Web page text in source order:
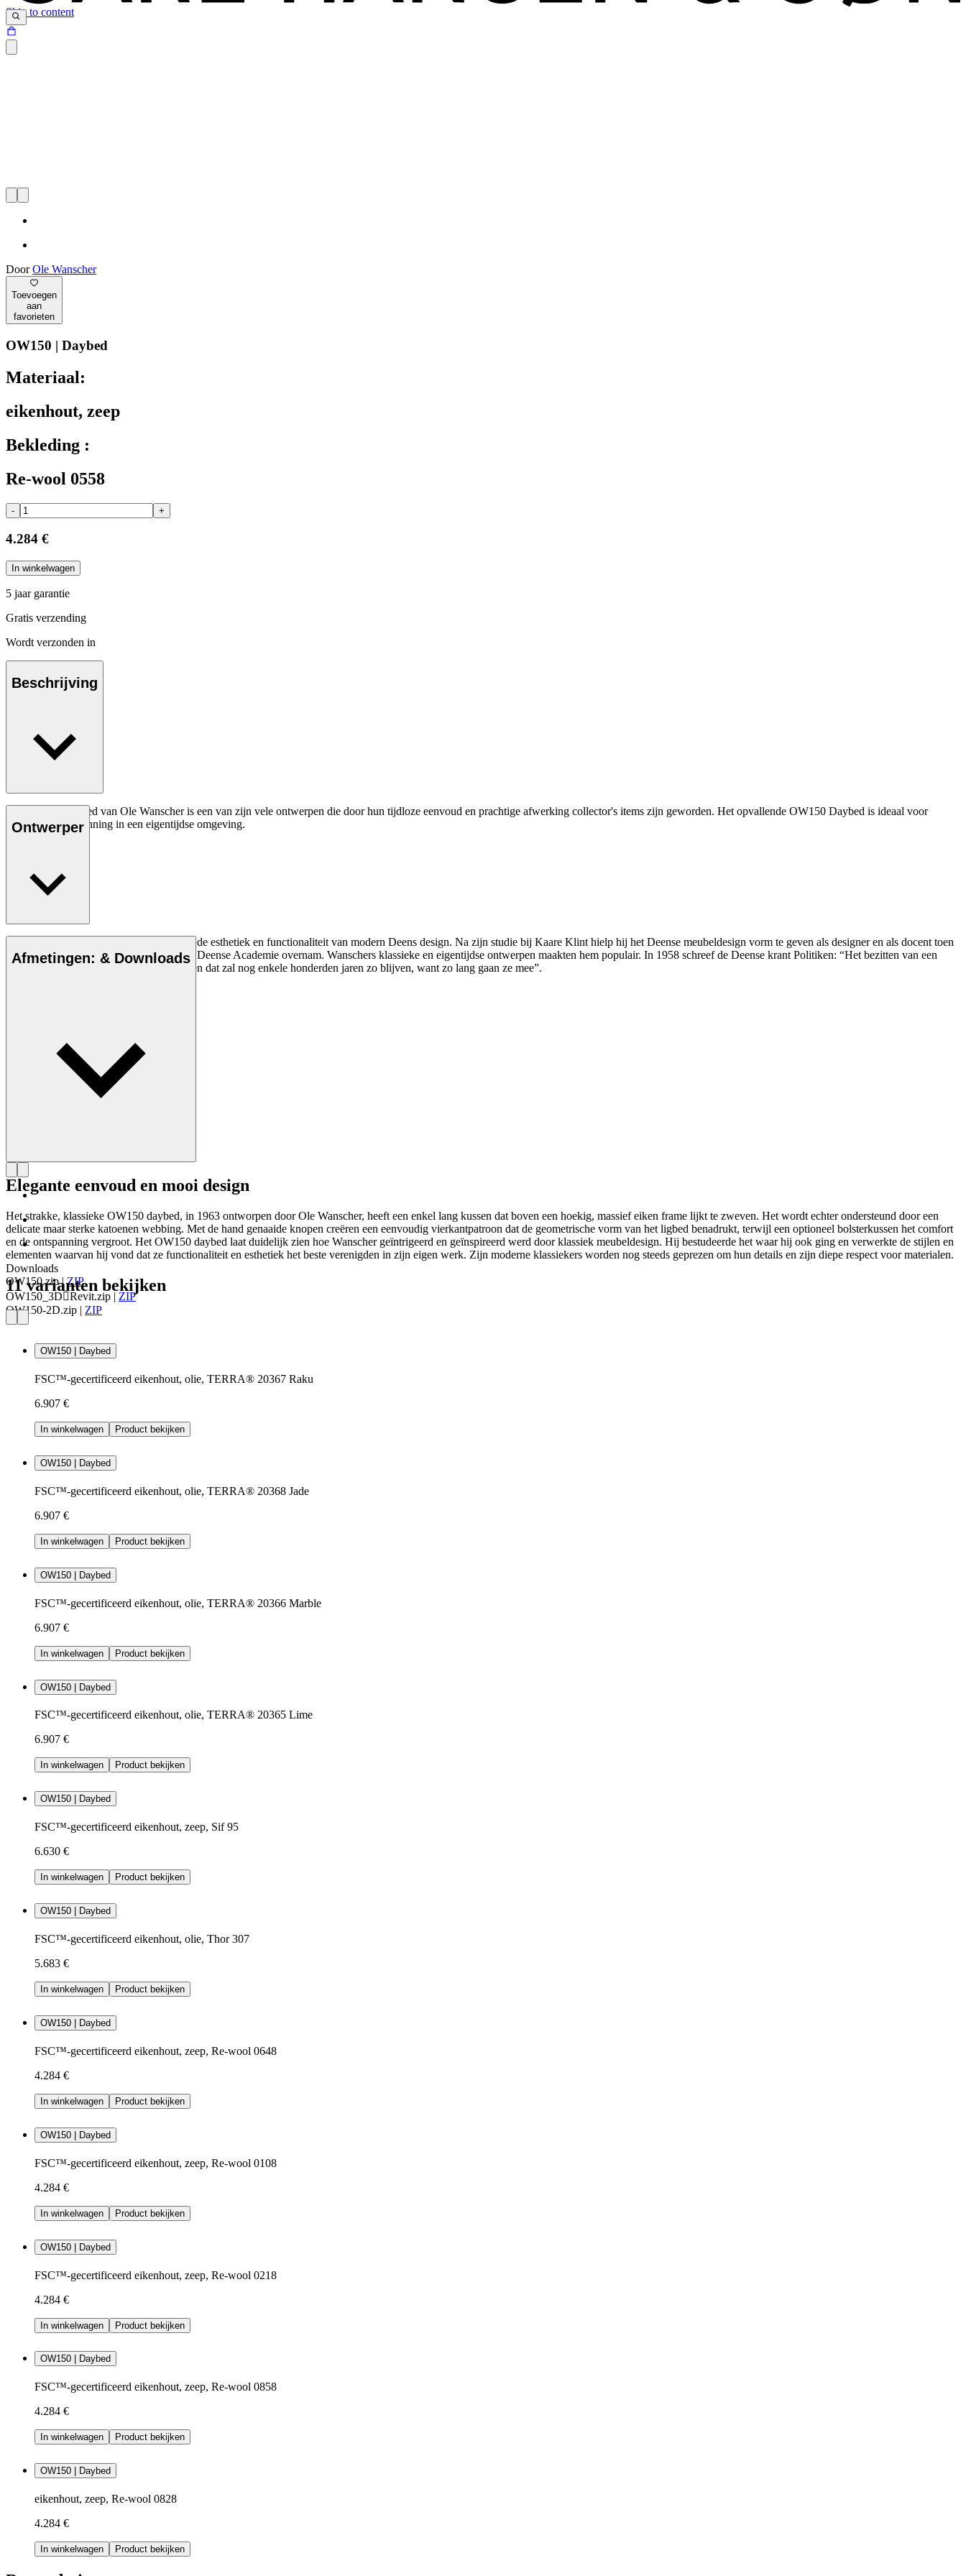
Skip to content
DoorOle Wanscher
Toevoegen
aan
favorieten
OW150 | Daybed
Materiaal:
eikenhout, zeep
Bekleding :
Re-wool 0558
- +
4.284 €
In winkelwagen
5 jaar garantie
Gratis verzending
Wordt verzonden in
Beschrijving
Het OW150 daybed van Ole Wanscher is een van zijn vele ontwerpen die door hun tijdloze eenvoud en prachtige afwerking collector's items zijn geworden. Het opvallende OW150 Daybed is ideaal voor
comfort en ontspanning in een eigentijdse omgeving.
Ontwerper
Ole Wanscher was van vitaal belang voor de esthetiek en functionaliteit van modern Deens design. Na zijn studie bij Kaare Klint hielp hij het Deense meubeldesign vorm te geven als designer en als docent toen
hij Klints professoraat aan de Koninklijke Deense Academie overnam. Wanschers klassieke en eigentijdse ontwerpen maakten hem populair. In 1958 schreef de Deense krant Politiken: “Het bezitten van een
Wanscher stoel is elke dag een belevenis en dat zal nog enkele honderden jaren zo blijven, want zo lang gaan ze mee”.
Afmetingen: & Downloads
Downloads
OW150.zip|ZIP
OW150_3DRevit.zip | ZIP
OW150-2D.zip | ZIP
Elegante eenvoud en mooi design
Het strakke, klassieke OW150 daybed, in 1963 ontworpen door Ole Wanscher, heeft een enkel lang kussen dat boven een hoekig, massief eiken frame lijkt te zweven. Het wordt echter ondersteund door een
delicate maar sterke katoenen webbing. Met de hand genaaide knopen creëren een eenvoudig vierkantpatroon dat de geometrische vorm van het ligbed benadrukt, terwijl een optioneel bolsterkussen het comfort
en de ontspanning vergroot. Het OW150 daybed laat duidelijk zien hoe Wanscher geïntrigeerd en geïnspireerd werd door klassiek meubeldesign. Hij bestudeerde het waar hij ook ging en verwerkte de stijlen en
elementen waarvan hij vond dat ze functionaliteit en esthetiek het beste verenigden in zijn eigen werk. Zijn moderne klassiekers worden nog steeds geprezen om hun details en zijn diepe respect voor materialen.
11 varianten bekijken
OW150 | Daybed
FSC™-gecertificeerd eikenhout, olie, TERRA® 20367 Raku
6.907 €
In winkelwagen Product bekijken
OW150 | Daybed
FSC™-gecertificeerd eikenhout, olie, TERRA® 20368 Jade
6.907 €
In winkelwagen Product bekijken
OW150 | Daybed
FSC™-gecertificeerd eikenhout, olie, TERRA® 20366 Marble
6.907 €
In winkelwagen Product bekijken
OW150 | Daybed
FSC™-gecertificeerd eikenhout, olie, TERRA® 20365 Lime
6.907 €
In winkelwagen Product bekijken
OW150 | Daybed
FSC™-gecertificeerd eikenhout, zeep, Sif 95
6.630 €
In winkelwagen Product bekijken
OW150 | Daybed
FSC™-gecertificeerd eikenhout, olie, Thor 307
5.683 €
In winkelwagen Product bekijken
OW150 | Daybed
FSC™-gecertificeerd eikenhout, zeep, Re-wool 0648
4.284 €
In winkelwagen Product bekijken
OW150 | Daybed
FSC™-gecertificeerd eikenhout, zeep, Re-wool 0108
4.284 €
In winkelwagen Product bekijken
OW150 | Daybed
FSC™-gecertificeerd eikenhout, zeep, Re-wool 0218
4.284 €
In winkelwagen Product bekijken
OW150 | Daybed
FSC™-gecertificeerd eikenhout, zeep, Re-wool 0858
4.284 €
In winkelwagen Product bekijken
OW150 | Daybed
eikenhout, zeep, Re-wool 0828
4.284 €
In winkelwagen Product bekijken